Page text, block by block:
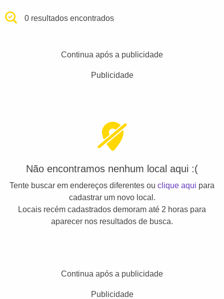
0 resultados encontrados
Continua após a publicidade
Publicidade
Não encontramos nenhum local aqui :(
Tente buscar em endereços diferentes ou clique aqui para
cadastrar um novo local.
Locais recém cadastrados demoram até 2 horas para
aparecer nos resultados de busca.
Continua após a publicidade
Publicidade